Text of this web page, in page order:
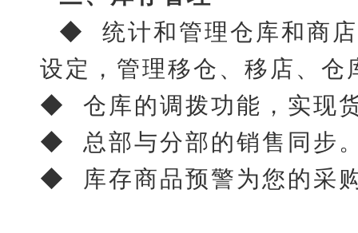
◆ 统计和管理仓库和商店
设定，管理移仓、移店、仓
◆ 仓库的调拨功能，实现
◆ 总部与分部的销售同步
◆ 库存商品预警为您的采